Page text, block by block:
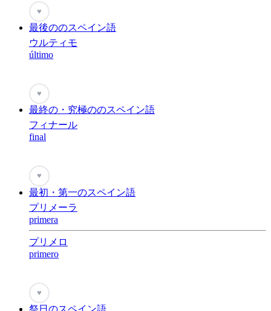
♥
最後ののスペイン語
ウルティモ
último
♥
最終の・究極ののスペイン語
フィナール
final
♥
最初・第一のスペイン語
プリメーラ
primera
プリメロ
primero
♥
祭日のスペイン語